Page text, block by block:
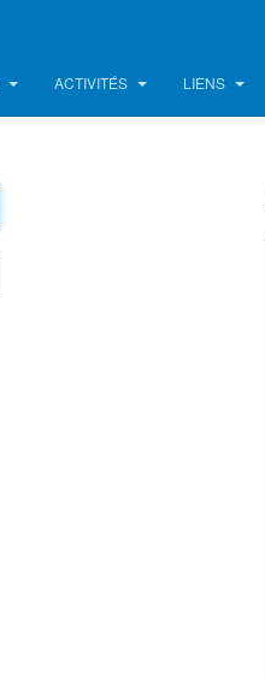
ACTIVITÉS LIENS